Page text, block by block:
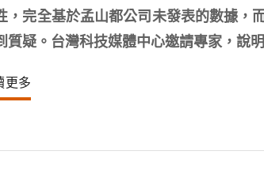
，完全基於孟山都公司未發表的數據，
質疑。台灣科技媒體中心邀請專家，說
更多